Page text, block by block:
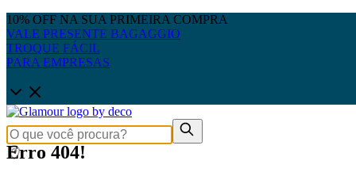
10% OFF NA SUA PRIMEIRA COMPRA
VALE PRESENTE BAGAGGIO
TROQUE FÁCIL
PARA EMPRESAS
Erro 404!